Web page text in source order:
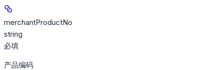
merchantProductNo
string
必填
产品编码